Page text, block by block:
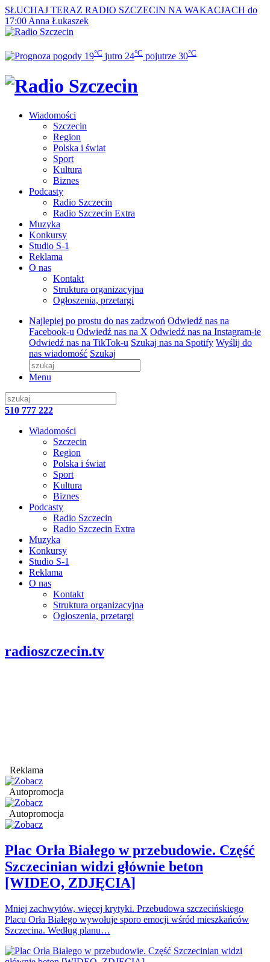
SŁUCHAJ TERAZ RADIO SZCZECIN NA WAKACJACH do
17:00 Anna Łukaszek
19°C jutro 24°C pojutrze 30°C
Wiadomości
Szczecin
Region
Polska i świat
Sport
Kultura
Biznes
Podcasty
Radio Szczecin
Radio Szczecin Extra
Muzyka
Konkursy
Studio S-1
Reklama
O nas
Kontakt
Struktura organizacyjna
Ogłoszenia, przetargi
Najlepiej po prostu do nas zadzwoń Odwiedź nas na
Facebook-u Odwiedź nas na X Odwiedź nas na Instagram-ie
Odwiedź nas na TikTok-u Szukaj nas na Spotify Wyślij do
nas wiadomość Szukaj
Menu
510 777 222
Wiadomości
Szczecin
Region
Polska i świat
Sport
Kultura
Biznes
Podcasty
Radio Szczecin
Radio Szczecin Extra
Muzyka
Konkursy
Studio S-1
Reklama
O nas
Kontakt
Struktura organizacyjna
Ogłoszenia, przetargi
radioszczecin.tv
Reklama
Autopromocja
Autopromocja
Plac Orła Białego w przebudowie. Część
Szczecinian widzi głównie beton
[WIDEO, ZDJĘCIA]
Mniej zachwytów, więcej krytyki. Przebudowa szczecińskiego
Placu Orła Białego wywołuje sporo emocji wśród mieszkańców
Szczecina. Według planu…